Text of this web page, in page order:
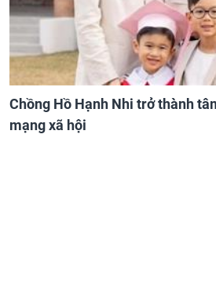
Chồng Hồ Hạnh Nhi trở thành
mạng xã hội